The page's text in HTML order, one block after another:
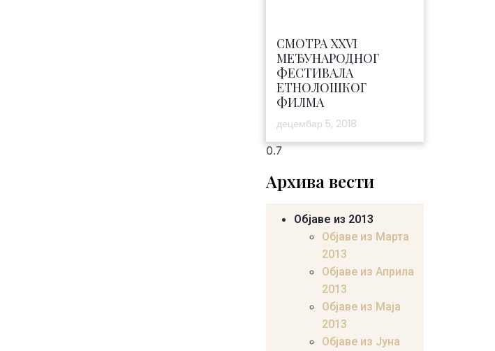
СМОТРА XXVI
МЕЂУНАРОДНОГ
ФЕСТИВАЛА
ЕТНОЛОШКОГ
ФИЛМА
децембар 5, 2018
Архива вести
Објаве из 2013
Објаве из Марта
2013
Објаве из Априла
2013
Објаве из Маја
2013
Објаве из Јунa